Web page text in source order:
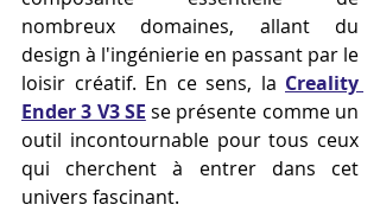
nombreux domaines, allant du
design à l'ingénierie en passant par le
loisir créatif. En ce sens, la Creality
Ender 3 V3 SE se présente comme un
outil incontournable pour tous ceux
qui cherchent à entrer dans cet
univers fascinant.